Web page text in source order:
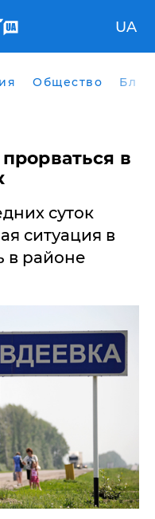
UA
Общество
в
суток
ситуация в
в районе